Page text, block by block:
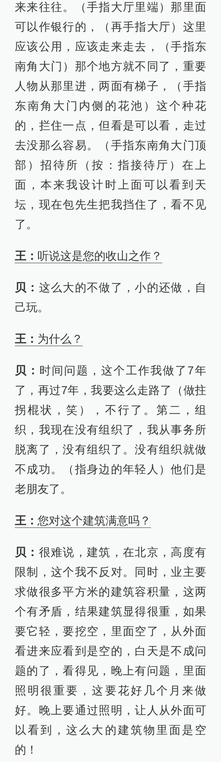
来来往往。（手指大厅里端）那里面
可以作银行的，（再手指大厅）这里
应该公用，应该走来走去，（手指东
南角大门）那个地方就不同了，重要
人物从那里进，两面有梯子，（手指
东南角大门内侧的花池）这个种花
的，拦住一点，但看是可以看，走过
去没那么容易。（手指东南角大门顶
部）招待所（按：指接待厅）在上
面，本来我设计时上面可以看到天
坛，现在包先生把我挡住了，看不见
了。
王： 听说这是您的收山之作？
贝： 这么大的不做了，小的还做，自
己玩。
王： 为什么？
贝： 时间问题，这个工作我做了7年
了，再过7年，我要这么走路了（做拄
拐棍状，笑），不行了。第二，组
织，我现在没有组织了，我从事务所
脱离了，没有组织了。没有组织就做
不成功。（指身边的年轻人）他们是
老朋友了。
王： 您对这个建筑满意吗？
贝： 很难说，建筑，在北京，高度有
限制，这个我不反对。同时，业主要
求做很多平方米的建筑容积量，这两
个有矛盾，结果建筑显得很重，如果
要它轻，要挖空，里面空了，从外面
看进来应看到是空的，白天是不成问
题的了，看得见，晚上有问题，里面
照明很重要，这要花好几个月来做
好。晚上要通过照明，让人从外面可
以看到，这么大的建筑物里面是空
的！